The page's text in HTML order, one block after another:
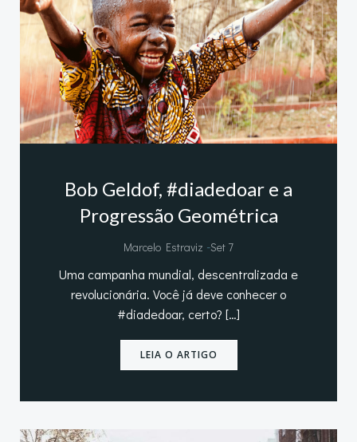
Bob Geldof, #diadedoar e a
Progressão Geométrica
Marcelo Estraviz -Set 7
Uma campanha mundial, descentralizada e
revolucionária. Você já deve conhecer o
#diadedoar, certo? […]
LEIA O ARTIGO